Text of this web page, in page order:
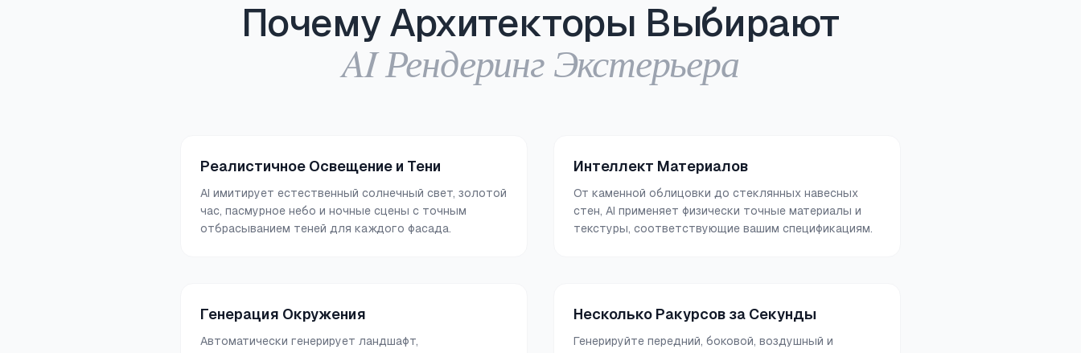
Почему Архитекторы Выбирают
AI Рендеринг Экстерьера
Реалистичное Освещение и Тени
AI имитирует естественный солнечный свет, золотой
час, пасмурное небо и ночные сцены с точным
отбрасыванием теней для каждого фасада.
Интеллект Материалов
От каменной облицовки до стеклянных навесных
стен, AI применяет физически точные материалы и
текстуры, соответствующие вашим спецификациям.
Генерация Окружения
Автоматически генерирует ландшафт,
Несколько Ракурсов за Секунды
Генерируйте передний, боковой, воздушный и